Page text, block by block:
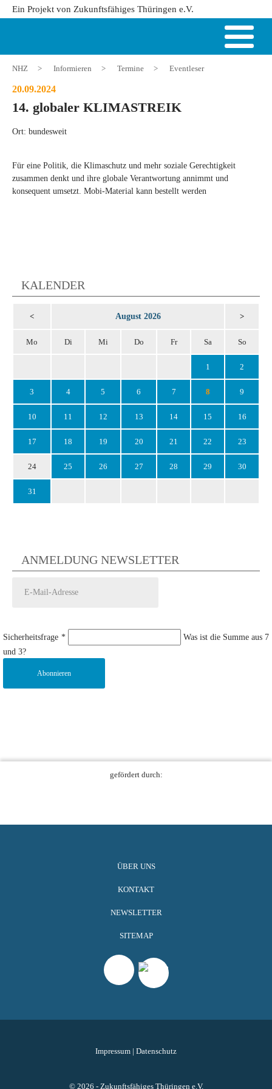
Ein Projekt von Zukunftsfähiges Thüringen e.V.
NHZ > Informieren > Termine > Eventleser
20.09.2024
14. globaler KLIMASTREIK
Ort: bundesweit
Für eine Politik, die Klimaschutz und mehr soziale Gerechtigkeit
zusammen denkt und ihre globale Verantwortung annimmt und
konsequent umsetzt. Mobi-Material kann bestellt werden
KALENDER
< August 2026 >
Mo Di Mi Do Fr Sa So
1 2
3 4 5 6 7 8 9
10 11 12 13 14 15 16
17 18 19 20 21 22 23
24 25 26 27 28 29 30
31
ANMELDUNG NEWSLETTER
Sicherheitsfrage *
Was ist die Summe aus 7
und 3?
Abonnieren
gefördert durch:
ÜBER UNS
KONTAKT
NEWSLETTER
SITEMAP
Impressum | Datenschutz
© 2026 - Zukunftsfähiges Thüringen e.V.